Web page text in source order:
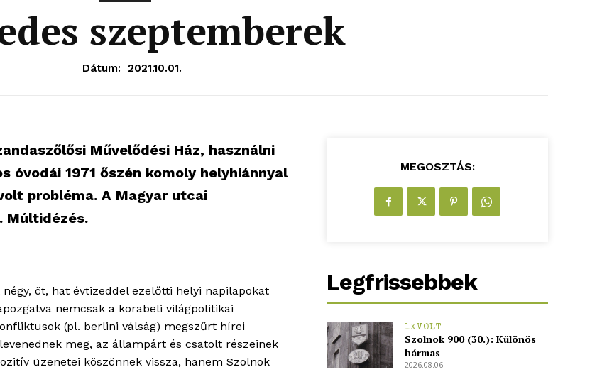
szeptemberek
Dátum: 2021.10.01.
Művelődési Ház, használni
óvodái 1971 őszén komoly helyhiánnyal
probléma. A Magyar utcai
Múltidézés.
négy, öt, hat évtizeddel ezelőtti helyi napilapokat
nemcsak a korabeli világpolitikai
(pl. berlini válság) megszűrt hírei
meg, az állampárt és csatolt részeinek
üzenetei köszönnek vissza, hanem Szolnok
MEGOSZTÁS:
Legfrissebbek
1XVOLT
Szolnok 900 (30.): Különös
hármas
2026.08.06.